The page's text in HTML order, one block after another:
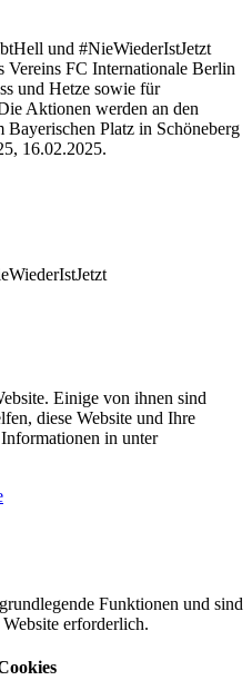
und #NieWiederIstJetzt
Vereins FC Internationale Berlin
und Hetze sowie für
Aktionen werden an den
Bayerischen Platz in Schöneberg
16.02.2025.
Einige von ihnen sind
diese Website und Ihre
in unter
Funktionen und sind
erforderlich.